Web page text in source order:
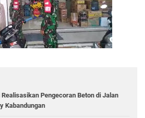
Pengecoran Beton di Jalan
Kabandungan